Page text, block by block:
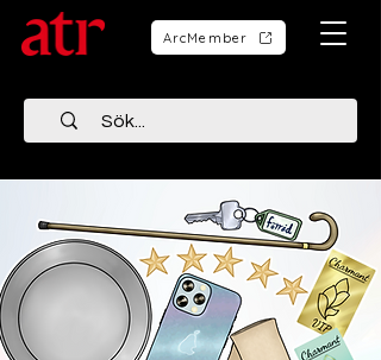
ArcMember